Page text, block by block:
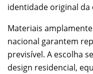
identidade original da
Materiais
nacional garantem
previsível. A escolha
design residencial,